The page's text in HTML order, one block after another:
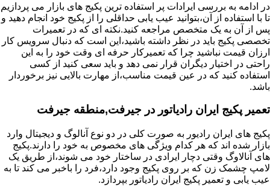
در ادامه به بررسی ایرادات پر استفاده ترین پکیج های بازار می پردازیم
تا با استفاده از آن،بتوانید عیب یابی حداقلی را از پکیج خود انجام دهید و
پس از آن به یک متخصص مراجعه کنید.نکته ای که در تعمیرات
تخصصی پکیج باید در نظر داشته باشید،این است که دنبال سرویس کار
ارزان قیمت نباشید چرا که تعمیرکار حرفه ای وقت خود را به این
راحتی در اختیار دیگران قرار نمی دهد و باید سعی کنید از کسی
استفاده کنید که در عین قیمت مناسب،از مهارت بالایی نیز برخوردار
باشد.
تعمیر پکیج ایران رادیاتور در جیرفت,منطقه جیرفت
پکیج های ایران رادیور به صورت کلی در دو نوع آنالوگ و دیجیتال وارد
بازار شده اند که هر کدام ویژگی های مخصوص به خود را دارند.پکیج
های آنالاوگ وقتی دچار ایرادی در ساختار خود می شوند،از طریق یک
لامپ چشمک زن که بر روی پکیج وجود دارد،فرد را باخبر می کند تا به
عیب یابی و تعمیر پکیج ایران رادیاتور بپردازد.